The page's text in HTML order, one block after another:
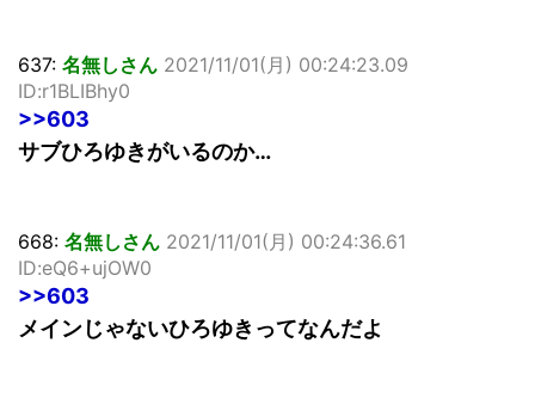
637: 名無しさん 2021/11/01(月) 00:24:23.09
ID:r1BLIBhy0
>>603
サブひろゆきがいるのか…
668: 名無しさん 2021/11/01(月) 00:24:36.61
ID:eQ6+ujOW0
>>603
メインじゃないひろゆきってなんだよ